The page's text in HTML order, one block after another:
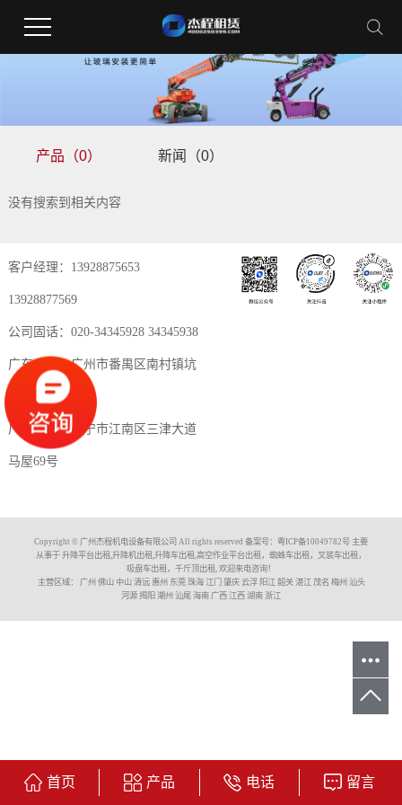
产品（0） 新闻（0）
没有搜索到相关内容
客户经理：13928875653
13928877569
公司固话：020-34345928 34345938
广东公司：广州市番禺区南村镇坑
头西线路37号
广西公司：南宁市江南区三津大道
马屋69号
Copyright © 广州杰程机电设备有限公司 All rights reserved 备案号： 粤ICP备10049782号 主要
从事于 升降平台出租,升降机出租,升降车出租,高空作业平台出租，蜘蛛车出租，叉装车出租，
吸盘车出租，千斤顶出租 , 欢迎来电咨询！
主营区域：
广州 佛山 中山 清远 惠州 东莞 珠海 江门 肇庆 云浮 阳江 韶关 湛江 茂名 梅州 汕头
河源 揭阳 潮州 汕尾 海南 广西 江西 湖南 浙江
首页 产品 电话 留言